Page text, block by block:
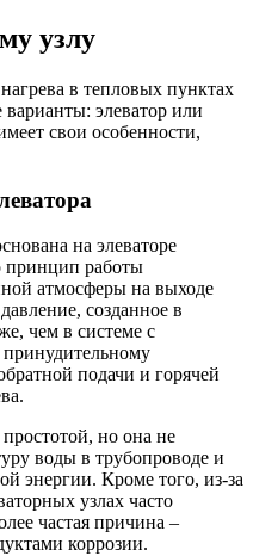
узлу
в тепловых пунктах
элеватор или
свои особенности,
на элеваторе
принцип работы
атмосферы на выходе
созданное в
чем в системе с
подачи и горячей
простотой, но она не
воды в трубопроводе и
энергии. Кроме того, из-за
узлах часто
частая причина –
коррозии.